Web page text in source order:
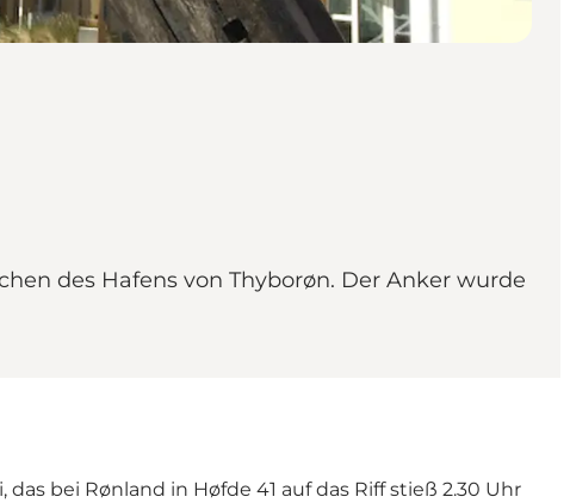
des Hafens von Thyborøn. Der Anker wurde
bei Rønland in Høfde 41 auf das Riff stieß 2.30 Uhr